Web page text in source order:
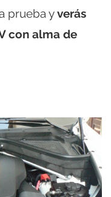
prueba yverás
con alma de